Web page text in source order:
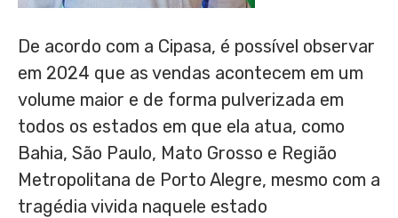
De acordo com a Cipasa, é possível observar
em 2024 que as vendas acontecem em um
volume maior e de forma pulverizada em
todos os estados em que ela atua, como
Bahia, São Paulo, Mato Grosso e Região
Metropolitana de Porto Alegre, mesmo com a
tragédia vivida naquele estado